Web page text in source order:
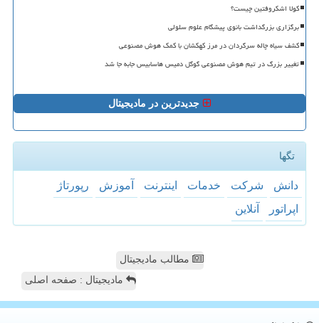
کولا اشکروفتین چیست؟
برگزاری بزرگداشت بانوی پیشگام علوم سلولی
کشف سیاه چاله سرگردان در مرز کهکشان با کمک هوش مصنوعی
تغییر بزرگ در تیم هوش مصنوعی گوگل دمیس هاسابیس جابه جا شد
جدیدترین در مادیجیتال
تگها
دانش شركت خدمات اینترنت آموزش
رپورتاژ
اپراتور
آنلاین
مطالب مادیجیتال
مادیجیتال : صفحه اصلی